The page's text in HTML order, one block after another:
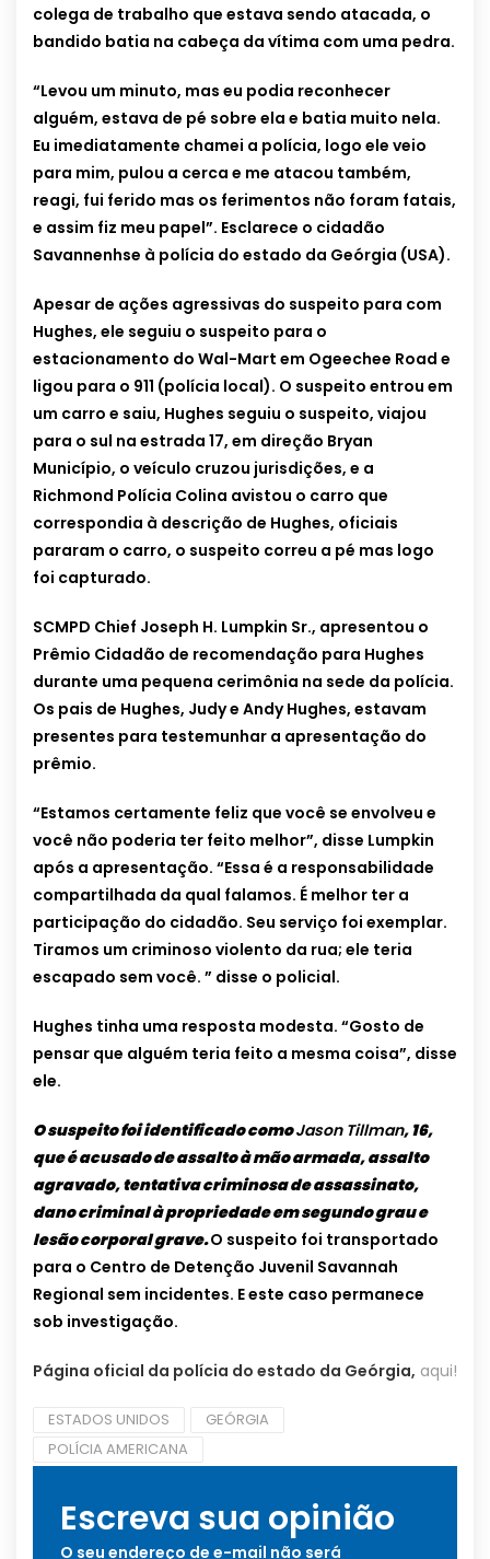
colega de trabalho que estava sendo atacada, o
bandido batia na cabeça da vítima com uma pedra.
“Levou um minuto, mas eu podia reconhecer
alguém, estava de pé sobre ela e batia muito nela.
Eu imediatamente chamei a polícia, logo ele veio
para mim, pulou a cerca e me atacou também,
reagi, fui ferido mas os ferimentos não foram fatais,
e assim fiz meu papel”. Esclarece o cidadão
Savannenhse à polícia do estado da Geórgia (USA).
Apesar de ações agressivas do suspeito para com
Hughes, ele seguiu o suspeito para o
estacionamento do Wal-Mart em Ogeechee Road e
ligou para o 911 (polícia local). O suspeito entrou em
um carro e saiu, Hughes seguiu o suspeito, viajou
para o sul na estrada 17, em direção Bryan
Município, o veículo cruzou jurisdições, e a
Richmond Polícia Colina avistou o carro que
correspondia à descrição de Hughes, oficiais
pararam o carro, o suspeito correu a pé mas logo
foi capturado.
SCMPD Chief Joseph H. Lumpkin Sr., apresentou o
Prêmio Cidadão de recomendação para Hughes
durante uma pequena cerimônia na sede da polícia.
Os pais de Hughes, Judy e Andy Hughes, estavam
presentes para testemunhar a apresentação do
prêmio.
“Estamos certamente feliz que você se envolveu e
você não poderia ter feito melhor”, disse Lumpkin
após a apresentação. “Essa é a responsabilidade
compartilhada da qual falamos. É melhor ter a
participação do cidadão. Seu serviço foi exemplar.
Tiramos um criminoso violento da rua; ele teria
escapado sem você. ” disse o policial.
Hughes tinha uma resposta modesta. “Gosto de
pensar que alguém teria feito a mesma coisa”, disse
ele.
O suspeito foi identificado comoJason Tillman, 16,
que é acusado de assalto à mão armada, assalto
agravado, tentativa criminosa de assassinato,
dano criminal à propriedade em segundo grau e
lesão corporal grave.O suspeito foi transportado
para o Centro de Detenção Juvenil Savannah
Regional sem incidentes. E este caso permanece
sob investigação.
Página oficial da polícia do estado da Geórgia, aqui!
ESTADOS UNIDOS
GEÓRGIA
POLÍCIA AMERICANA
Escreva sua opinião
O seu endereço de e-mail não será